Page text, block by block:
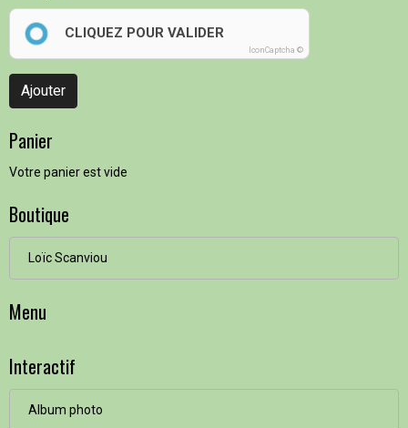
CLIQUEZ POUR VALIDER
IconCaptcha ©
Ajouter
Panier
Votre panier est vide
Boutique
Loïc Scanviou
Menu
Interactif
Album photo